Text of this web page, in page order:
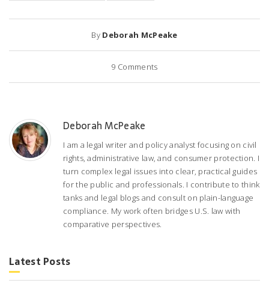
By Deborah McPeake
9 Comments
Deborah McPeake
I am a legal writer and policy analyst focusing on civil
rights, administrative law, and consumer protection. I
turn complex legal issues into clear, practical guides
for the public and professionals. I contribute to think
tanks and legal blogs and consult on plain-language
compliance. My work often bridges U.S. law with
comparative perspectives.
Latest Posts